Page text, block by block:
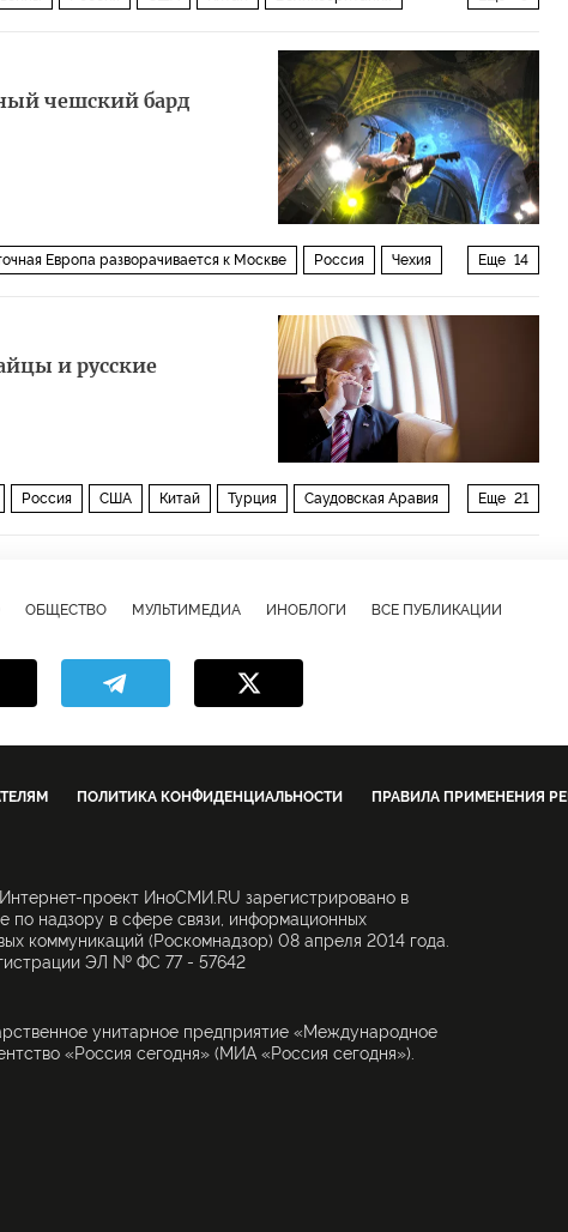
чешский бард
Еще 14
Европа разворачивается к Москве Россия Чехия
российское влияние выгода
и русские
Еще 21
Россия США Китай Турция Саудовская Аравия
Twitter шпионаж спецслужбы прослушка китайцы
ОБЩЕСТВО МУЛЬТИМЕДИА ИНОБЛОГИ ВСЕ ПУБЛИКАЦИИ
ПОЛИТИКА КОНФИДЕНЦИАЛЬНОСТИ
ПРАВИЛА ПРИМЕНЕНИЯ
проект ИноСМИ.RU зарегистрировано в
по надзору в сфере связи, информационных
коммуникаций (Роскомнадзор) 08 апреля 2014 года.
ЭЛ № ФС 77 - 57642
унитарное предприятие «Международное
«Россия сегодня» (МИА «Россия сегодня»).